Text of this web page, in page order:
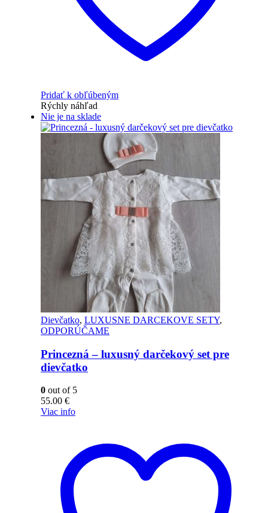
Pridať k obľúbeným
Rýchly náhľad
Nie je na sklade
Dievčatko, LUXUSNE DARCEKOVE SETY,
ODPORÚČAME
Princezná – luxusný darčekový set pre
dievčatko
0 out of 5
55.00 €
Viac info